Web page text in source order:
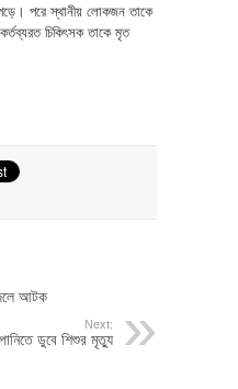
পড়ে। পরে স্থানীয় লোকজন তাকে
চিকিৎসক তাকে মৃত
আটক
Next:
ডুবে শিশুর মৃত্যু